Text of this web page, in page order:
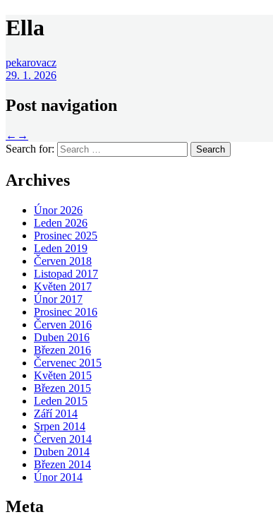
Ella
pekarovacz
29. 1. 2026
Post navigation
← →
Search for:
Archives
Únor 2026
Leden 2026
Prosinec 2025
Leden 2019
Červen 2018
Listopad 2017
Květen 2017
Únor 2017
Prosinec 2016
Červen 2016
Duben 2016
Březen 2016
Červenec 2015
Květen 2015
Březen 2015
Leden 2015
Září 2014
Srpen 2014
Červen 2014
Duben 2014
Březen 2014
Únor 2014
Meta